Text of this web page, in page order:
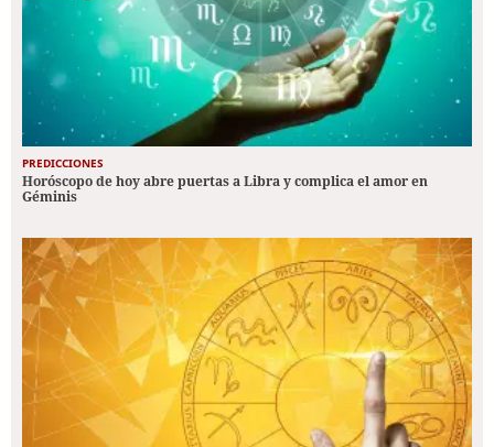
PREDICCIONES
Horóscopo de hoy abre puertas a Libra y complica el amor en
Géminis